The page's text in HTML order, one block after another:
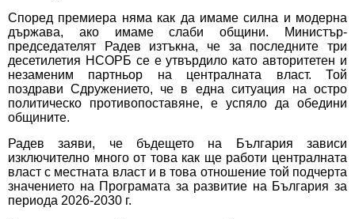
Според премиера няма как да имаме силна и модерна
държава, ако имаме слаби общини. Министър-
председателят Радев изтъкна, че за последните три
десетилетия НСОРБ се е утвърдило като авторитетен и
незаменим партньор на централната власт. Той
поздрави Сдружението, че в една ситуация на остро
политическо противопоставяне, е успяло да обедини
общините.
Радев заяви, че бъдещето на България зависи
изключително много от това как ще работи централната
власт с местната власт и в това отношение той подчерта
значението на Програмата за развитие на България за
периода 2026-2030 г.